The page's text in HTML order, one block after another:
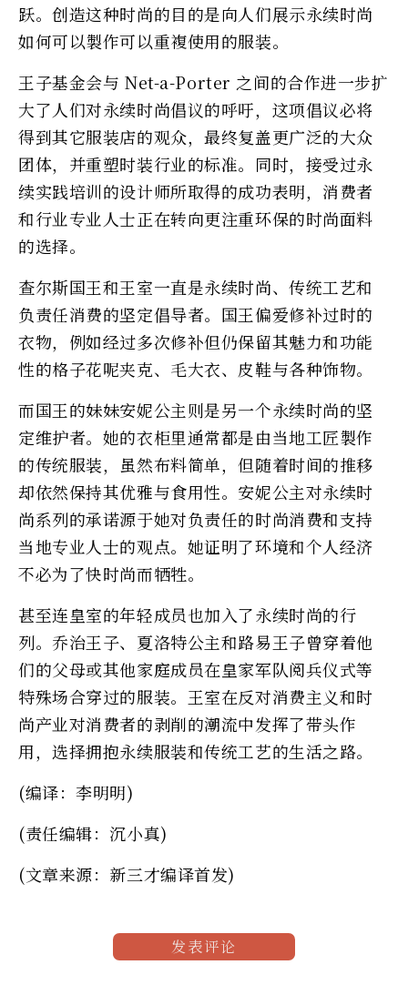
跃。创造这种时尚的目的是向人们展示永续时尚
如何可以製作可以重複使用的服装。
王子基金会与 Net-a-Porter 之间的合作进一步扩
大了人们对永续时尚倡议的呼吁，这项倡议必将
得到其它服装店的观众，最终复盖更广泛的大众
团体，并重塑时装行业的标准。同时，接受过永
续实践培训的设计师所取得的成功表明，消费者
和行业专业人士正在转向更注重环保的时尚面料
的选择。
查尔斯国王和王室一直是永续时尚、传统工艺和
负责任消费的坚定倡导者。国王偏爱修补过时的
衣物，例如经过多次修补但仍保留其魅力和功能
性的格子花呢夹克、毛大衣、皮鞋与各种饰物。
而国王的妹妹安妮公主则是另一个永续时尚的坚
定维护者。她的衣柜里通常都是由当地工匠製作
的传统服装，虽然布料简单，但随着时间的推移
却依然保持其优雅与食用性。安妮公主对永续时
尚系列的承诺源于她对负责任的时尚消费和支持
当地专业人士的观点。她证明了环境和个人经济
不必为了快时尚而牺牲。
甚至连皇室的年轻成员也加入了永续时尚的行
列。乔治王子、夏洛特公主和路易王子曾穿着他
们的父母或其他家庭成员在皇家军队阅兵仪式等
特殊场合穿过的服装。王室在反对消费主义和时
尚产业对消费者的剥削的潮流中发挥了带头作
用，选择拥抱永续服装和传统工艺的生活之路。
(编译：李明明)
(责任编辑：沉小真)
(文章来源：新三才编译首发)
发表评论